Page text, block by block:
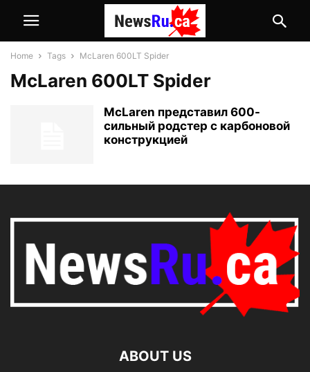
Home Tags McLaren 600LT Spider
McLaren 600LT Spider
McLaren представил 600-
сильный родстер с карбоновой
конструкцией
ABOUT US